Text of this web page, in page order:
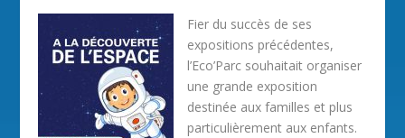
Fier du succès de ses
expositions précédentes,
l’Eco’Parc souhaitait organiser
une grande exposition
destinée aux familles et plus
particulièrement aux enfants.